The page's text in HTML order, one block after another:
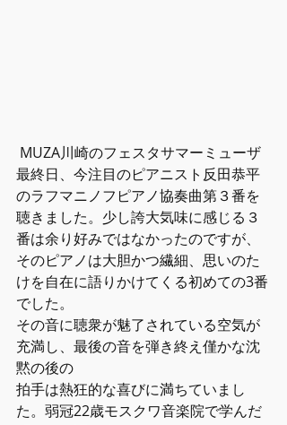
最終日、今注目のピアニスト反田恭平
のラフマニノフピアノ協奏曲第３番を
聴きました。少し誇大気味に感じる３
番は余り好みではなかったのですが、
そのピアノは大胆かつ繊細、思いのた
けを自在に語りかけてくる初めての3番
でした。
その音に聴衆が魅了されている空気が
充満し、最後の音を弾き終え僅かな沈
黙の後の
拍手は熱狂的な喜びに満ちていまし
た。弱冠22歳モスクワ音楽院で学んだ